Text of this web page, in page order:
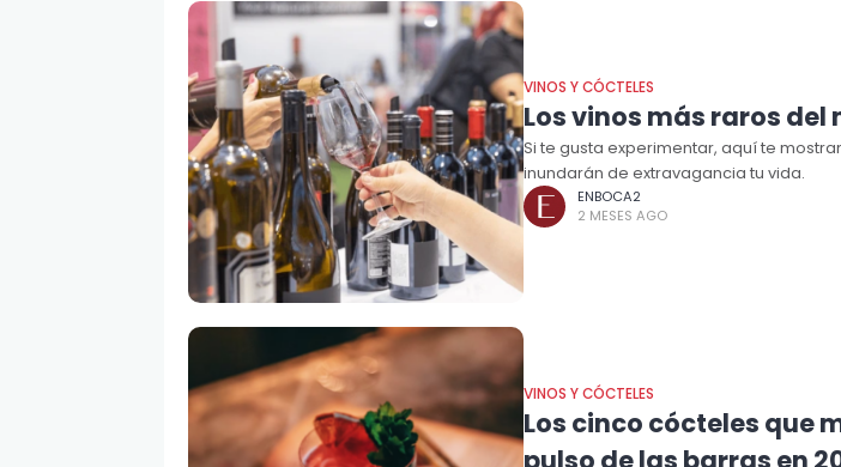
VINOS Y CÓCTELES
Los vinos más raros del
Si te gusta experimentar, aquí te
inundarán de extravagancia tu vida.
ENBOCA2
2 MESES AGO
VINOS Y CÓCTELES
Los cinco cócteles que